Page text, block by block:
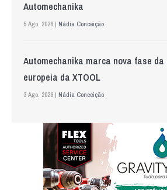
Automechanika
5 Ago. 2026 | Nádia Conceição
Automechanika marca nova fase da
europeia da XTOOL
3 Ago. 2026 | Nádia Conceição